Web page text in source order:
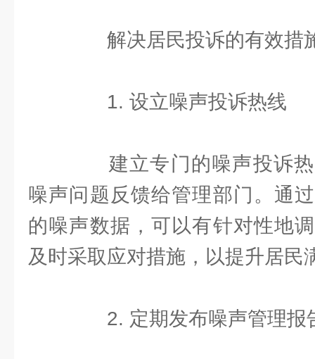
解决居民投诉的有效措
1. 设立噪声投诉热线
建立专门的噪声投诉热
噪声问题反馈给管理部门。通
的噪声数据，可以有针对性地
及时采取应对措施，以提升居民
2. 定期发布噪声管理报